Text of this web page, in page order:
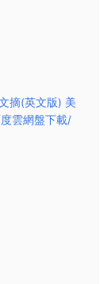
摘(英文版) 美
雲網盤下載/